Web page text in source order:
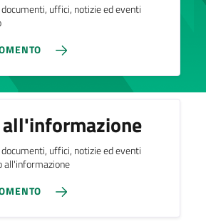
uffici, notizie ed eventi
all'informazione
uffici, notizie ed eventi
all'informazione